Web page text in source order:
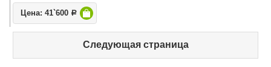
Цена: 41`600 Р
Следующая страница